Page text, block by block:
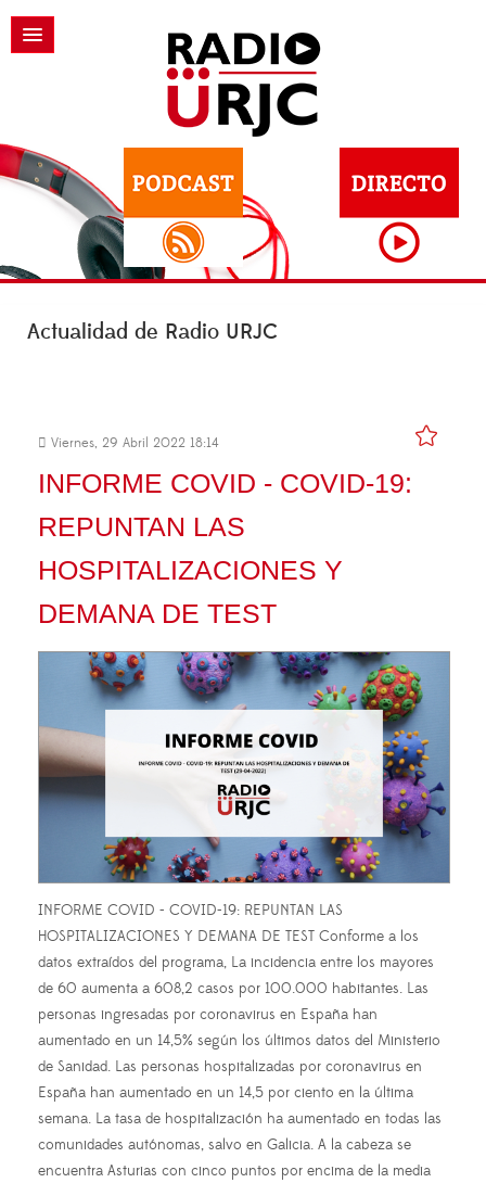
Actualidad de Radio URJC
Viernes, 29 Abril 2022 18:14
INFORME COVID - COVID-19:
REPUNTAN LAS
HOSPITALIZACIONES Y
DEMANA DE TEST
INFORME COVID - COVID-19: REPUNTAN LAS
HOSPITALIZACIONES Y DEMANA DE TEST Conforme a los
datos extraídos del programa, La incidencia entre los mayores
de 60 aumenta a 608,2 casos por 100.000 habitantes. Las
personas ingresadas por coronavirus en España han
aumentado en un 14,5% según los últimos datos del Ministerio
de Sanidad. Las personas hospitalizadas por coronavirus en
España han aumentado en un 14,5 por ciento en la última
semana. La tasa de hospitalización ha aumentado en todas las
comunidades autónomas, salvo en Galicia. A la cabeza se
encuentra Asturias con cinco puntos por encima de la media